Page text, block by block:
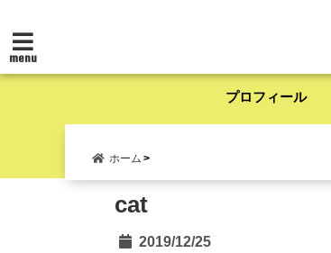
menu
プロフィール
ホーム
cat
2019/12/25